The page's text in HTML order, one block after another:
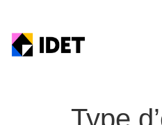
Type